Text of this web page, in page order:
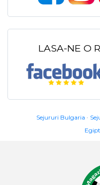
LASA-NE O
Sejururi Bulgaria
Egipt